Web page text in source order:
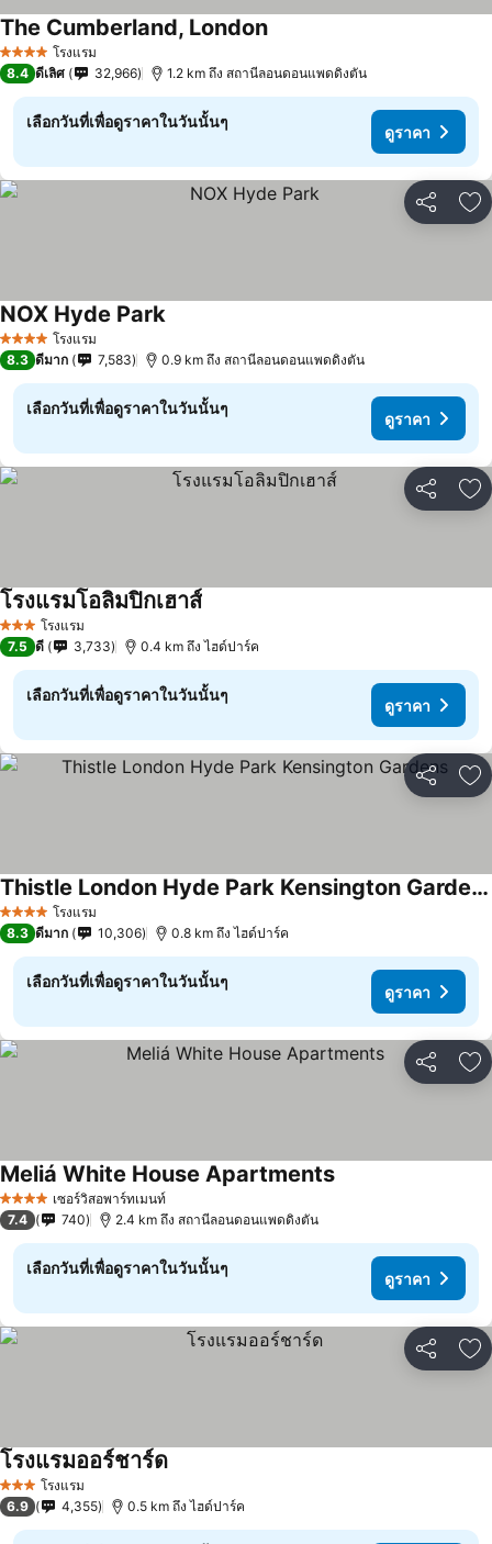
4 ดาว โรงแรม
The Cumberland, London
8.4 ดีเลิศ 32,966 1.2 km ถึง สถานีลอนดอนแพดดิงตัน
เลือกวันที่เพื่อดูราคาในวันนั้นๆ
ดูราคา
แชร์ เ
4 ดาว โรงแรม
NOX Hyde Park
8.3 ดีมาก 7,583 0.9 km ถึง สถานีลอนดอนแพดดิงตัน
เลือกวันที่เพื่อดูราคาในวันนั้นๆ
ดูราคา
แชร์ เ
3 ดาว โรงแรม
โรงแรมโอลิมปิกเฮาส์
7.5 ดี 3,733 0.4 km ถึง ไฮด์ปาร์ค
เลือกวันที่เพื่อดูราคาในวันนั้นๆ
ดูราคา
แชร์ เ
4 ดาว โรงแรม
Thistle London Hyde Park Kensington Gardens
8.3 ดีมาก 10,306 0.8 km ถึง ไฮด์ปาร์ค
เลือกวันที่เพื่อดูราคาในวันนั้นๆ
ดูราคา
แชร์ เ
4 ดาว เซอร์วิสอพาร์ทเมนท์
Meliá White House Apartments
7.4 740 2.4 km ถึง สถานีลอนดอนแพดดิงตัน
เลือกวันที่เพื่อดูราคาในวันนั้นๆ
ดูราคา
แชร์ เ
3 ดาว โรงแรม
โรงแรมออร์ชาร์ด
6.9 4,355 0.5 km ถึง ไฮด์ปาร์ค